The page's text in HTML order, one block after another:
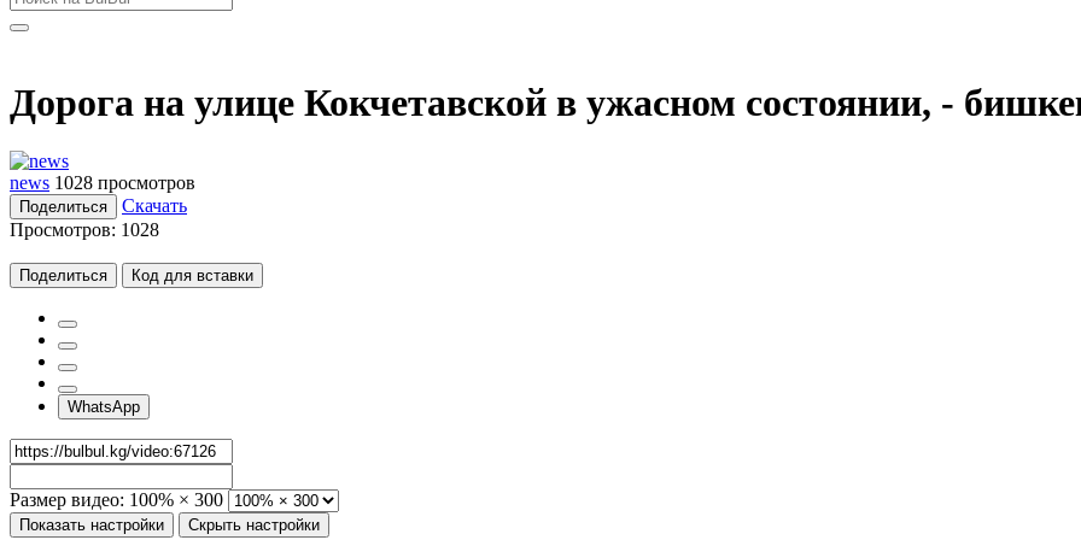
Дорога на улице Кокчетавской в ужасном состоянии, -
news 1028 просмотров
Поделиться
Скачать
Просмотров: 1028
Поделиться Код для вставки
WhatsApp
Размер видео: 100% × 300
Показать настройки Скрыть настройки